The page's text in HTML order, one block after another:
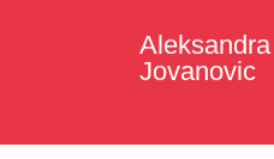
Aleksandra
Jovanovic